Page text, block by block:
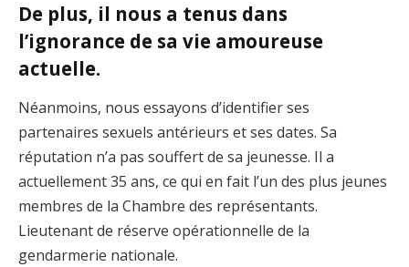
De plus, il nous a tenus dans
l’ignorance de sa vie amoureuse
actuelle.
Néanmoins, nous essayons d’identifier ses
partenaires sexuels antérieurs et ses dates. Sa
réputation n’a pas souffert de sa jeunesse. Il a
actuellement 35 ans, ce qui en fait l’un des plus jeunes
membres de la Chambre des représentants.
Lieutenant de réserve opérationnelle de la
gendarmerie nationale.